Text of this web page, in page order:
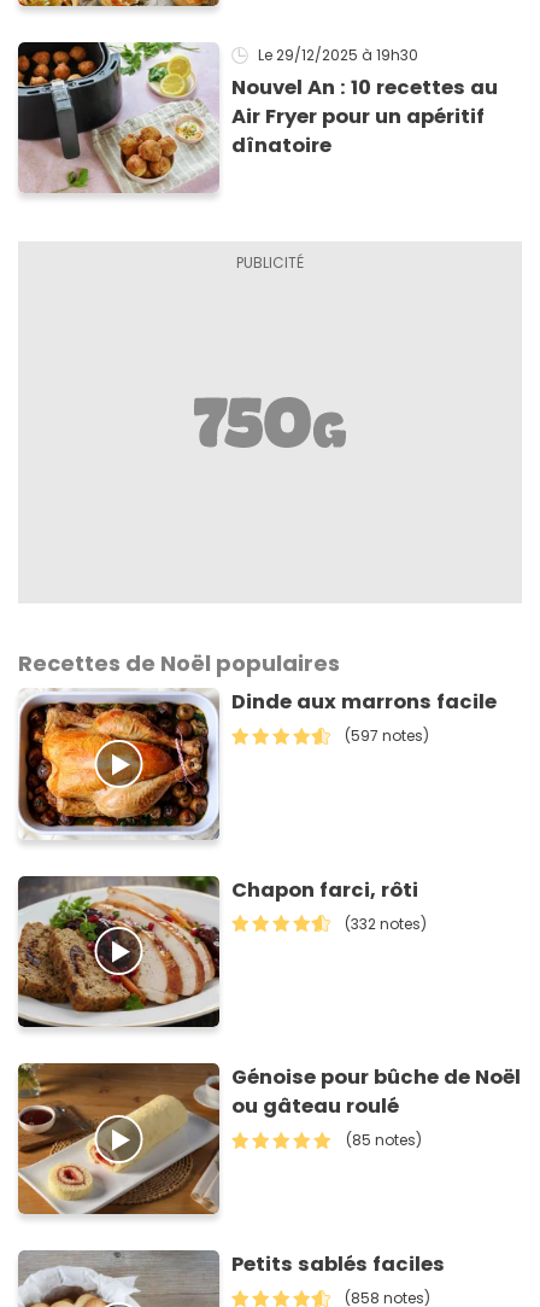
Le 29/12/2025 à 19h30
Nouvel An : 10 recettes au
Air Fryer pour un apéritif
dînatoire
Recettes de Noël populaires
Dinde aux marrons facile
(597 notes)
Chapon farci, rôti
(332 notes)
Génoise pour bûche de Noël
ou gâteau roulé
(85 notes)
Petits sablés faciles
(858 notes)